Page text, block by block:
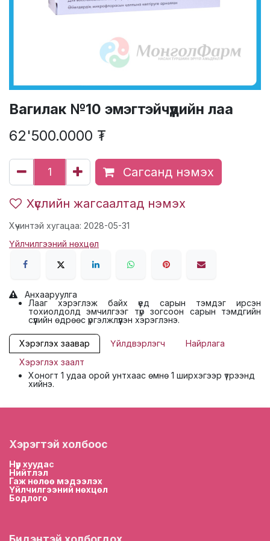
Вагилак №10 эмэгтэйчүүдийн лаа
62'500.0000 ₮
Сагсанд нэмэх
Хүслийн жагсаалтад нэмэх
Хүчинтэй хугацаа: 2028-05-31
Үйлчилгээний нөхцөл
Анхааруулга
Лааг хэрэглэж байх үед сарын тэмдэг ирсэн
тохиолдолд эмчилгээг түр зогсоон сарын тэмдгийн
сүүлийн өдрөөс үргэлжлүүлэн хэрэглэнэ.
Хэрэглэх заавар Үйлдвэрлэгч
Найрлага
Хэрэглэх заалт
Хоногт 1 удаа орой унтхаас өмнө 1 ширхэгээр үтрээнд
хийнэ.
Хэрэгтэй холбоос
Нүүр хуудас
Нийтлэл
Гаж нөлөө мэдээлэх
Үйлчилгээний нөхцөл
Бодлого